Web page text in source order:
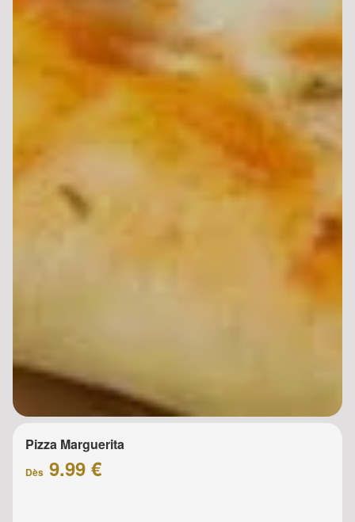
Pizza Marguerita
Dès 9.99 €